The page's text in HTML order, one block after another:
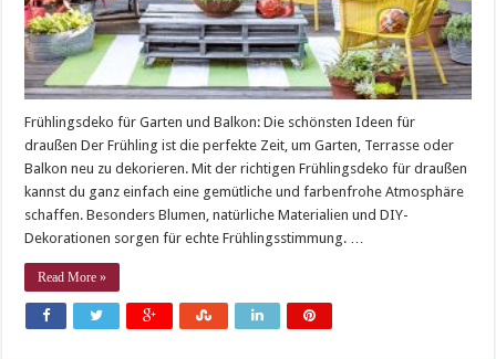
Frühlingsdeko für Garten und Balkon: Die schönsten Ideen für
draußen Der Frühling ist die perfekte Zeit, um Garten, Terrasse oder
Balkon neu zu dekorieren. Mit der richtigen Frühlingsdeko für draußen
kannst du ganz einfach eine gemütliche und farbenfrohe Atmosphäre
schaffen. Besonders Blumen, natürliche Materialien und DIY-
Dekorationen sorgen für echte Frühlingsstimmung. …
Read More »